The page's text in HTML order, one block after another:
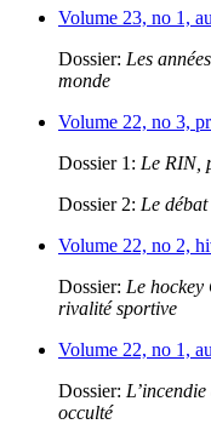
Volume 23, no 1,
Dossier: Les
monde
Volume 22, no 3,
Dossier 1: Le RIN,
Dossier 2: Le
Volume 22, no 2,
Dossier: Le hockey
rivalité sportive
Volume 22, no 1,
Dossier:
occulté